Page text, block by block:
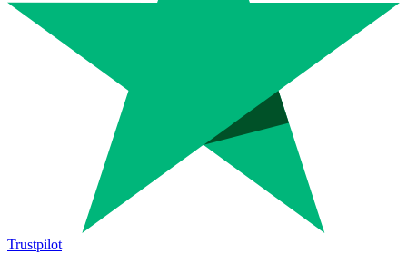
Trustpilot